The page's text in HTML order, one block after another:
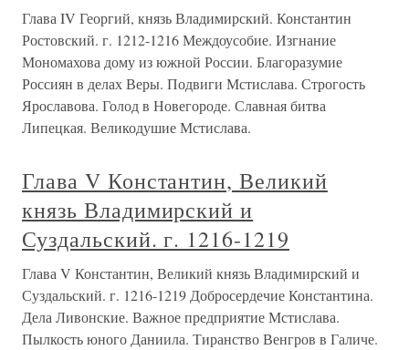
Глава IV Георгий, князь Владимирский. Константин
Ростовский. г. 1212-1216 Междоусобие. Изгнание
Мономахова дому из южной России. Благоразумие
Россиян в делах Веры. Подвиги Мстислава. Строгость
Ярославова. Голод в Новегороде. Славная битва
Липецкая. Великодушие Мстислава.
Глава V Константин, Великий
князь Владимирский и
Суздальский. г. 1216-1219
Глава V Константин, Великий князь Владимирский и
Суздальский. г. 1216-1219 Добросердечие Константина.
Дела Ливонские. Важное предприятие Мстислава.
Пылкость юного Даниила. Тиранство Венгров в Галиче.